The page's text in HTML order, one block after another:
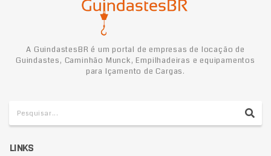
A GuindastesBR é um portal de empresas de locação de
Guindastes, Caminhão Munck, Empilhadeiras e equipamentos
para Içamento de Cargas.
LINKS